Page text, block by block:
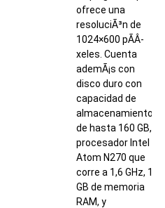
ofrece una
resoluciÃ³n de
1024×600 pÃ­Â­
xeles. Cuenta
ademÃ¡s con
disco duro con
capacidad de
almacenamiento
de hasta 160 GB,
procesador Intel
Atom N270 que
corre a 1,6 GHz, 1
GB de memoria
RAM, y